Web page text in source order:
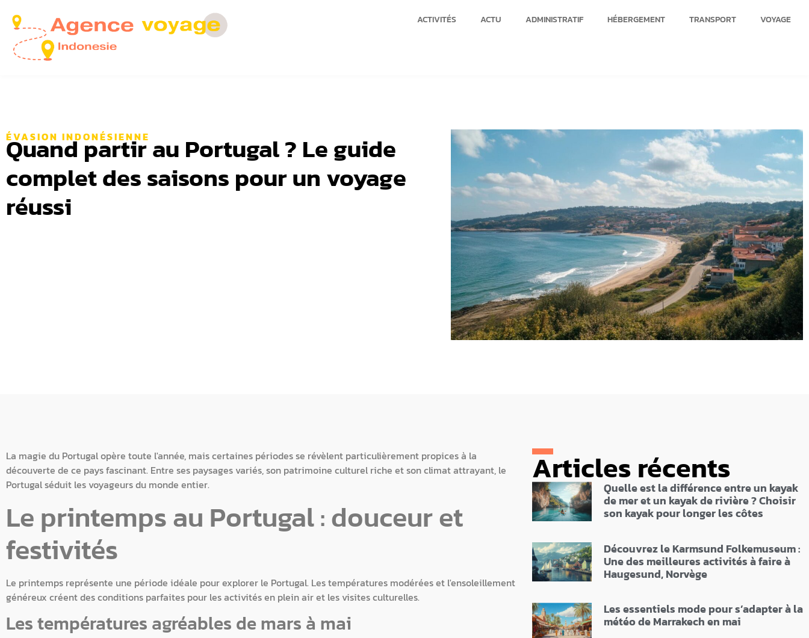
ACTIVITÉS ACTU ADMINISTRATIF HÉBERGEMENT TRANSPORT VOYAGE
ÉVASION INDONÉSIENNE
Quand partir au Portugal ? Le guide
complet des saisons pour un voyage
réussi
La magie du Portugal opère toute l'année, mais certaines périodes se révèlent particulièrement propices à la
découverte de ce pays fascinant. Entre ses paysages variés, son patrimoine culturel riche et son climat attrayant, le
Portugal séduit les voyageurs du monde entier.
Le printemps au Portugal : douceur et
festivités
Le printemps représente une période idéale pour explorer le Portugal. Les températures modérées et l'ensoleillement
généreux créent des conditions parfaites pour les activités en plein air et les visites culturelles.
Les températures agréables de mars à mai
Articles récents
Quelle est la différence entre un kayak
de mer et un kayak de rivière ? Choisir
son kayak pour longer les côtes
Découvrez le Karmsund Folkemuseum :
Une des meilleures activités à faire à
Haugesund, Norvège
Les essentiels mode pour s’adapter à la
météo de Marrakech en mai